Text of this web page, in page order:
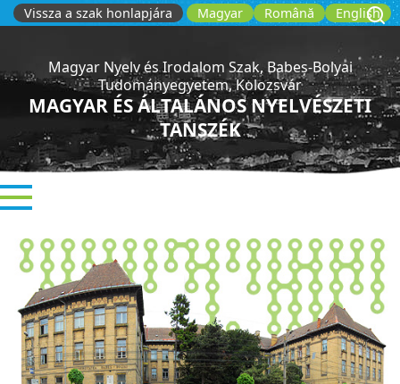
Ugrás
a
Magyar Română English
Vissza a szak honlapjára
Magyar Nyelv és Irodalom Szak, Babeș-Bolyai
Tudományegyetem, Kolozsvár
MAGYAR ÉS ÁLTALÁNOS NYELVÉSZETI
TANSZÉK